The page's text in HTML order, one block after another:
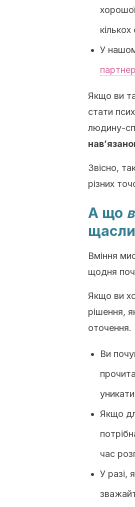
У
Якщо ви
стати
людину-
Звісно,
різних
А що
Вміння
щодня
Якщо ви
рішення,
оточення.
Ви
Якщо
час
У разі,